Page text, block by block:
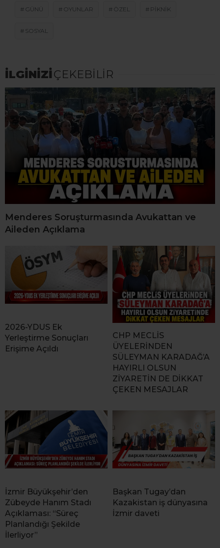
GÜNÜ OYUNLAR ÖZEL PIKNIK
SOSYAL
İLGİNİZİÇEKEBİLİR
Menderes Soruşturmasında Avukattan ve
Aileden Açıklama
2026-YDUS Ek
Yerleştirme Sonuçları
Erişime Açıldı
CHP MECLİS
ÜYELERİNDEN
SÜLEYMAN KARADAĞ’A
HAYIRLI OLSUN
ZİYARETİN DE DİKKAT
ÇEKEN MESAJLAR
İzmir Büyükşehir’den
Zübeyde Hanım Stadı
Açıklaması: “Süreç
Planlandığı Şekilde
İlerliyor”
Başkan Tugay’dan
Kazakistan iş dünyasına
İzmir daveti